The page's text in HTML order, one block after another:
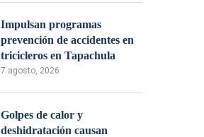
Impulsan programas
prevención de accidentes en
tricicleros en Tapachula
7 agosto, 2026
Golpes de calor y
deshidratación causan